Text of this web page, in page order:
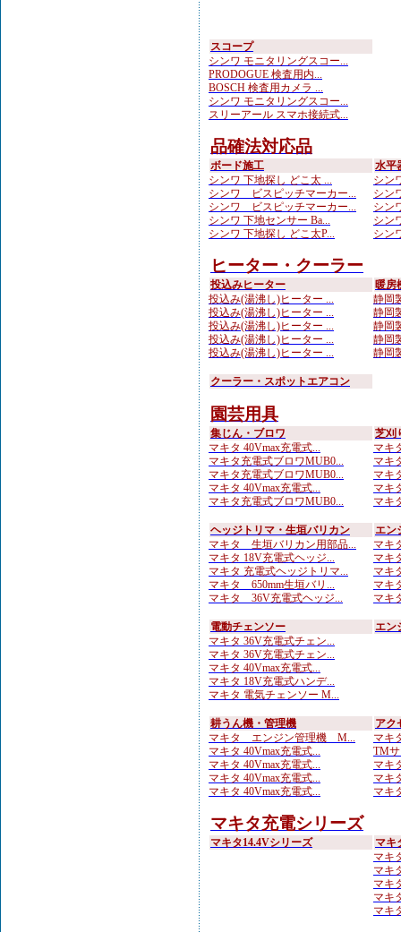
スコープ
シンワ モニタリングスコー...
PRODOGUE 検査用内...
BOSCH 検査用カメラ ...
シンワ モニタリングスコー...
スリーアール スマホ接続式...
品確法対応品
ボード施工
シンワ 下地探し どこ太 ...
シンワ ビスピッチマーカー...
シンワ ビスピッチマーカー...
シンワ 下地センサー Ba...
シンワ 下地探し どこ太P...
水平
シン
シン
シン
シン
シン
ヒーター・クーラー
投込みヒーター
投込み(湯沸し)ヒーター ...
投込み(湯沸し)ヒーター ...
投込み(湯沸し)ヒーター ...
投込み(湯沸し)ヒーター ...
投込み(湯沸し)ヒーター ...
暖房
静岡
静岡
静岡
静岡
静岡
クーラー・スポットエアコン
園芸用具
集じん・ブロワ
マキタ 40Vmax充電式...
マキタ充電式ブロワMUB0...
マキタ充電式ブロワMUB0...
マキタ 40Vmax充電式...
マキタ充電式ブロワMUB0...
芝刈
マキ
マキ
マキ
マキ
マキ
ヘッジトリマ・生垣バリカン
マキタ 生垣バリカン用部品...
マキタ 18V充電式ヘッジ...
マキタ 充電式ヘッジトリマ...
マキタ 650mm生垣バリ...
マキタ 36V充電式ヘッジ...
エン
マキ
マキ
マキ
マキ
マキ
電動チェンソー
マキタ 36V充電式チェン...
マキタ 36V充電式チェン...
マキタ 40Vmax充電式...
マキタ 18V充電式ハンデ...
マキタ 電気チェンソー M...
エン
耕うん機・管理機
マキタ エンジン管理機 M...
マキタ 40Vmax充電式...
マキタ 40Vmax充電式...
マキタ 40Vmax充電式...
マキタ 40Vmax充電式...
アク
マキ
TM
マキ
マキ
マキ
マキタ充電シリーズ
マキタ14.4Vシリーズ
マキ
マキ
マキ
マキ
マキ
マキ